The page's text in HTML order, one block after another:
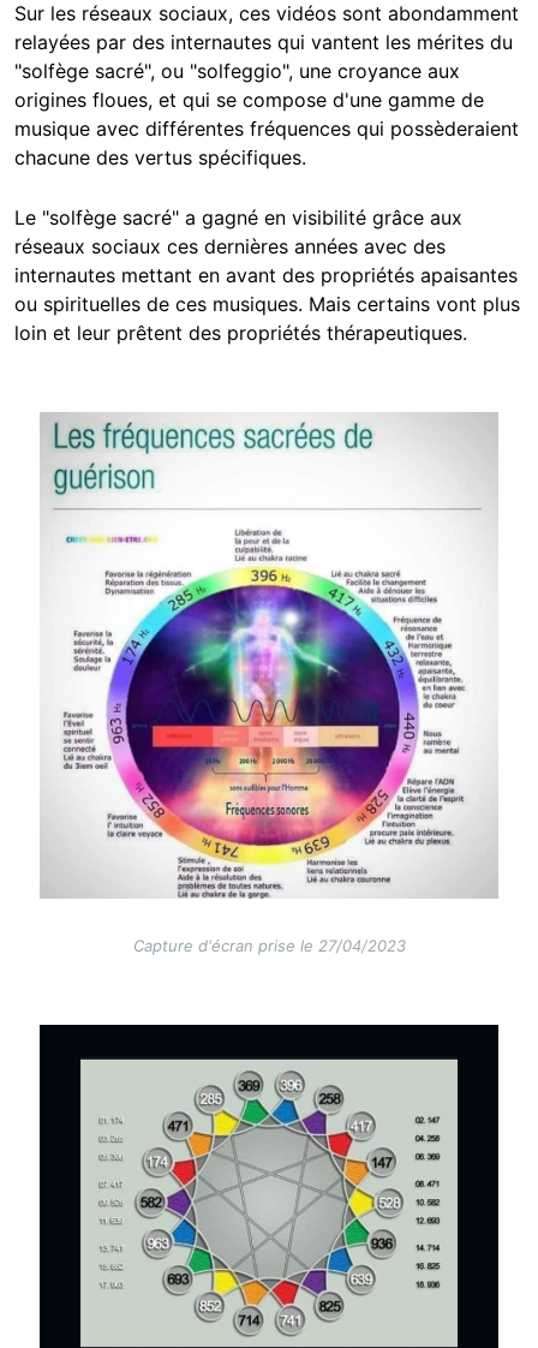
Sur les réseaux sociaux, ces vidéos sont abondamment
relayées par des internautes qui vantent les mérites du
"solfège sacré", ou "solfeggio", une croyance aux
origines floues, et qui se compose d'une gamme de
musique avec différentes fréquences qui possèderaient
chacune des vertus spécifiques.
Le "solfège sacré" a gagné en visibilité grâce aux
réseaux sociaux ces dernières années avec des
internautes mettant en avant des propriétés apaisantes
ou spirituelles de ces musiques. Mais certains vont plus
loin et leur prêtent des propriétés thérapeutiques.
Image
Capture d'écran prise le 27/04/2023